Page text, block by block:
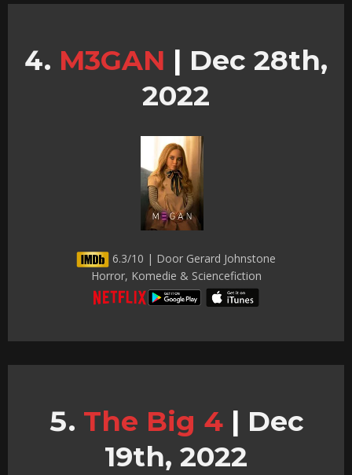
M3GAN | Dec 28th,
2022
6.3/10 | Door Gerard Johnstone
Horror, Komedie & Sciencefiction
The Big 4 | Dec
19th, 2022